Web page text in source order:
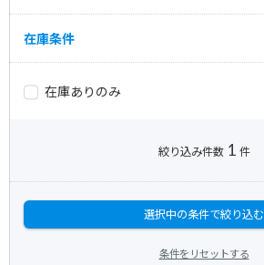
在庫条件
在庫ありのみ
絞り込み件数 1 件
選択中の条件で絞り込む
条件をリセットする